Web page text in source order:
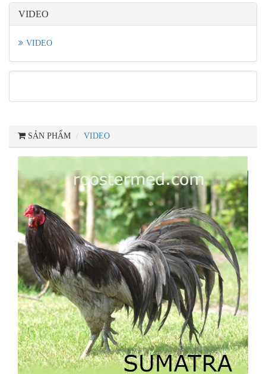
VIDEO
VIDEO
SẢN PHẨM VIDEO